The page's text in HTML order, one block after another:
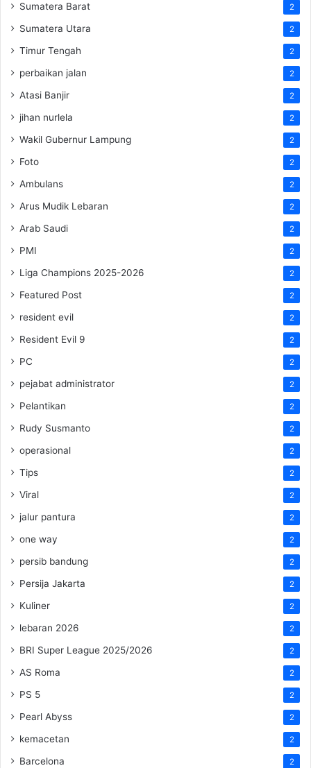
Sumatera Barat 2
Sumatera Utara 2
Timur Tengah 2
perbaikan jalan 2
Atasi Banjir 2
jihan nurlela 2
Wakil Gubernur Lampung 2
Foto 2
Ambulans 2
Arus Mudik Lebaran 2
Arab Saudi 2
PMI 2
Liga Champions 2025-2026 2
Featured Post 2
resident evil 2
Resident Evil 9 2
PC 2
pejabat administrator 2
Pelantikan 2
Rudy Susmanto 2
operasional 2
Tips 2
Viral 2
jalur pantura 2
one way 2
persib bandung 2
Persija Jakarta 2
Kuliner 2
lebaran 2026 2
BRI Super League 2025/2026 2
AS Roma 2
PS 5 2
Pearl Abyss 2
kemacetan 2
Barcelona 2